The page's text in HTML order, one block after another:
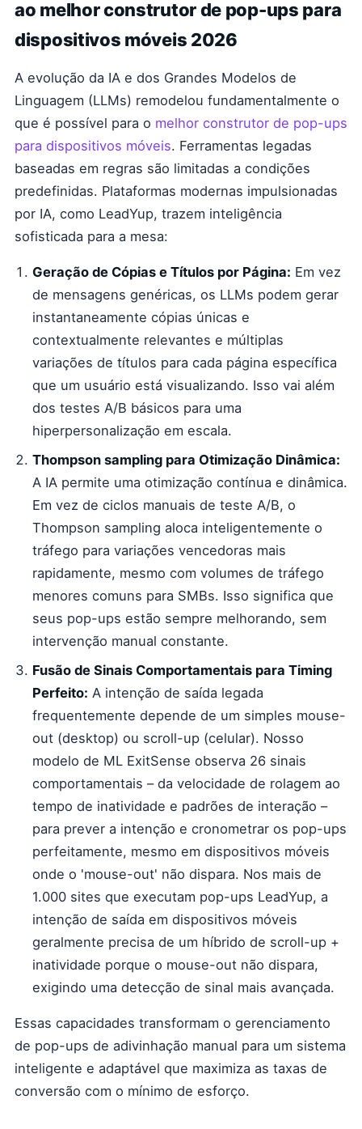
ao melhor construtor de pop-ups para
dispositivos móveis 2026
A evolução da IA e dos Grandes Modelos de
Linguagem (LLMs) remodelou fundamentalmente o
que é possível para o melhor construtor de pop-ups
para dispositivos móveis. Ferramentas legadas
baseadas em regras são limitadas a condições
predefinidas. Plataformas modernas impulsionadas
por IA, como LeadYup, trazem inteligência
sofisticada para a mesa:
Geração de Cópias e Títulos por Página: Em vez
de mensagens genéricas, os LLMs podem gerar
instantaneamente cópias únicas e
contextualmente relevantes e múltiplas
variações de títulos para cada página específica
que um usuário está visualizando. Isso vai além
dos testes A/B básicos para uma
hiperpersonalização em escala.
Thompson sampling para Otimização Dinâmica:
A IA permite uma otimização contínua e dinâmica.
Em vez de ciclos manuais de teste A/B, o
Thompson sampling aloca inteligentemente o
tráfego para variações vencedoras mais
rapidamente, mesmo com volumes de tráfego
menores comuns para SMBs. Isso significa que
seus pop-ups estão sempre melhorando, sem
intervenção manual constante.
Fusão de Sinais Comportamentais para Timing
Perfeito: A intenção de saída legada
frequentemente depende de um simples mouse-
out (desktop) ou scroll-up (celular). Nosso
modelo de ML ExitSense observa 26 sinais
comportamentais – da velocidade de rolagem ao
tempo de inatividade e padrões de interação –
para prever a intenção e cronometrar os pop-ups
perfeitamente, mesmo em dispositivos móveis
onde o 'mouse-out' não dispara. Nos mais de
1.000 sites que executam pop-ups LeadYup, a
intenção de saída em dispositivos móveis
geralmente precisa de um híbrido de scroll-up +
inatividade porque o mouse-out não dispara,
exigindo uma detecção de sinal mais avançada.
Essas capacidades transformam o gerenciamento
de pop-ups de adivinhação manual para um sistema
inteligente e adaptável que maximiza as taxas de
conversão com o mínimo de esforço.